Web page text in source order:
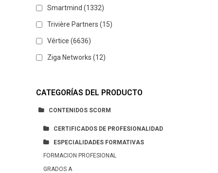
Smartmind (1332)
Trivière Partners (15)
Vértice (6636)
Ziga Networks (12)
CATEGORÍAS DEL PRODUCTO
CONTENIDOS SCORM
CERTIFICADOS DE PROFESIONALIDAD
ESPECIALIDADES FORMATIVAS
FORMACION PROFESIONAL
GRADOS A